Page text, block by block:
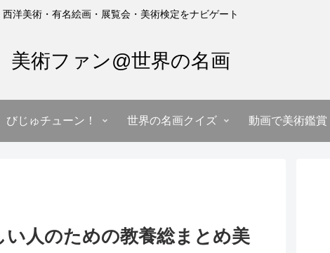
西洋美術・有名絵画・展覧会・美術検定をナビゲート
美術ファン@世界の名画
びじゅチューン！ 世界の名画クイズ 動画で美術鑑賞
い人のための教養総まとめ美